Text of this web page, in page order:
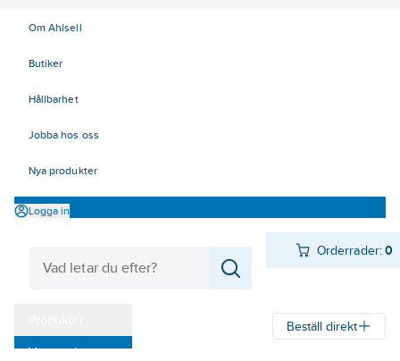
Om Ahlsell
Butiker
Hållbarhet
Jobba hos oss
Nya produkter
Logga in
Orderrader:0
Varumärken
Beställ direkt